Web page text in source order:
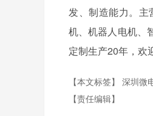
发、制造能力。主
机、机器人电机、
定制生产20年，欢
【本文标签】 深圳微
【责任编辑】